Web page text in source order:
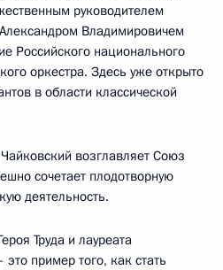
руководителем
Владимировичем
Российского национального
оркестра. Здесь уже открыто
в области классической
возглавляет Союз
сочетает плодотворную
деятельность.
Труда и лауреата
пример того, как стать